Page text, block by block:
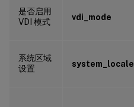
是否启用
VDI 模式
vdi_mode
系统区域
设置
system_locale